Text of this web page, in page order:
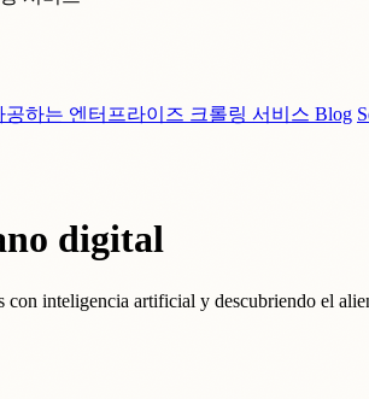
하는 엔터프라이즈 크롤링 서비스 Blog
digital
inteligencia artificial y descubriendo el